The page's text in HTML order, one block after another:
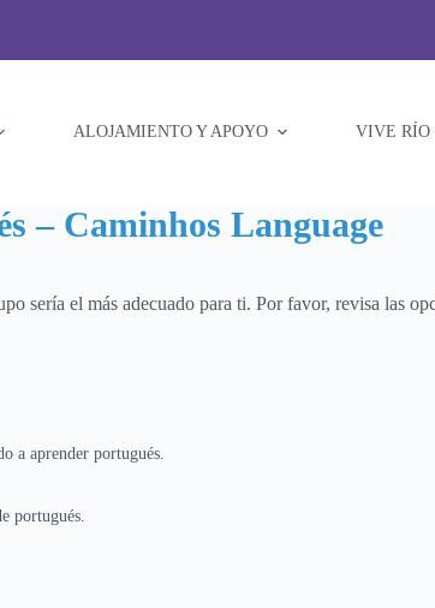
ALOJAMIENTO Y APOYO VIVE RÍO
– Caminhos Language
sería el más adecuado para ti. Por favor, revisa las
a aprender portugués.
portugués.